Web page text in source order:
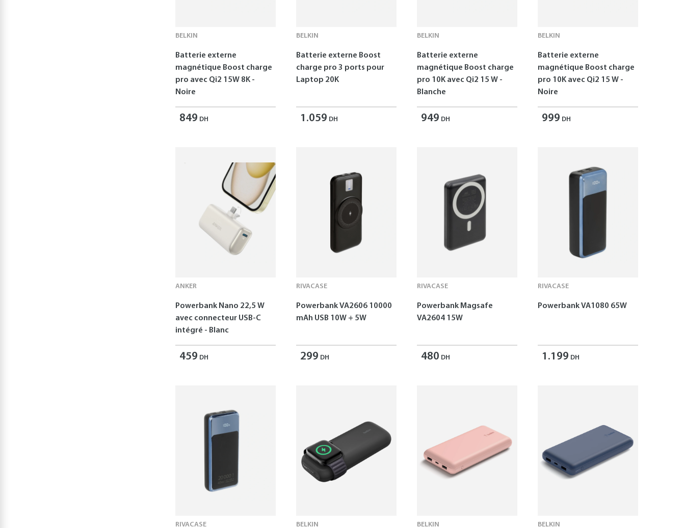
BELKIN
Batterie externe
magnétique Boost charge
pro avec Qi2 15W 8K -
Noire
849 DH
BELKIN
Batterie externe Boost
charge pro 3 ports pour
Laptop 20K
1.059 DH
BELKIN
Batterie externe
magnétique Boost charge
pro 10K avec Qi2 15 W -
Blanche
949 DH
BELKIN
Batterie externe
magnétique Boost charge
pro 10K avec Qi2 15 W -
Noire
999 DH
ANKER
Powerbank Nano 22,5 W
avec connecteur USB-C
intégré - Blanc
459 DH
RIVACASE
Powerbank VA2606 10000
mAh USB 10W + 5W
299 DH
RIVACASE
Powerbank Magsafe
VA2604 15W
480 DH
RIVACASE
Powerbank VA1080 65W
1.199 DH
RIVACASE BELKIN BELKIN BELKIN